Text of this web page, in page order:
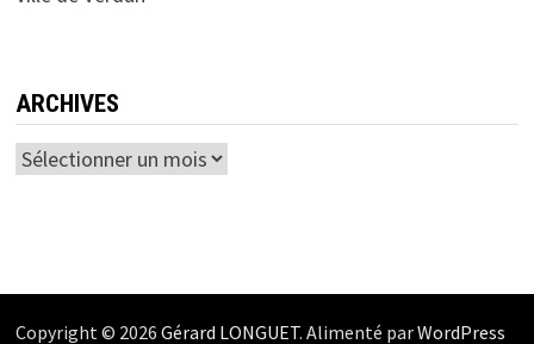
ARCHIVES
Archives
Copyright © 2026 Gérard LONGUET. Alimenté parWordPress